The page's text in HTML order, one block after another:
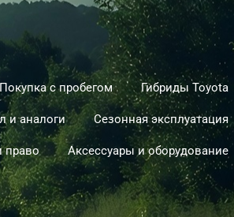
Покупка с пробегом Гибриды Toyota
и аналоги Сезонная эксплуатация
право Аксессуары и оборудование